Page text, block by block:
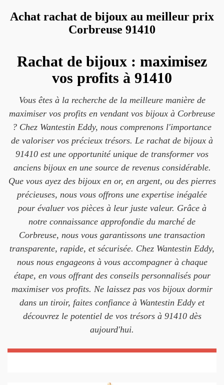
Achat rachat de bijoux au meilleur prix
Corbreuse 91410
Rachat de bijoux : maximisez
vos profits à 91410
Vous êtes à la recherche de la meilleure manière de
maximiser vos profits en vendant vos bijoux à Corbreuse
? Chez Wantestin Eddy, nous comprenons l'importance
de valoriser vos précieux trésors. Le rachat de bijoux à
91410 est une opportunité unique de transformer vos
anciens bijoux en une source de revenus considérable.
Que vous ayez des bijoux en or, en argent, ou des pierres
précieuses, nous vous offrons une expertise inégalée
pour évaluer vos pièces à leur juste valeur. Grâce à
notre connaissance approfondie du marché de
Corbreuse, nous vous garantissons une transaction
transparente, rapide, et sécurisée. Chez Wantestin Eddy,
nous nous engageons à vous accompagner à chaque
étape, en vous offrant des conseils personnalisés pour
maximiser vos profits. Ne laissez pas vos bijoux dormir
dans un tiroir, faites confiance à Wantestin Eddy et
découvrez le potentiel de vos trésors à 91410 dès
aujourd'hui.